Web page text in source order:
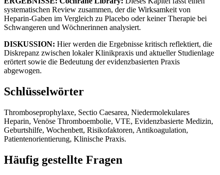
systematischen Review zusammen, der die Wirksamkeit von
Heparin-Gaben im Vergleich zu Placebo oder keiner Therapie bei
Schwangeren und Wöchnerinnen analysiert.
DISKUSSION: Hier werden die Ergebnisse kritisch reflektiert, die
Diskrepanz zwischen lokaler Klinikpraxis und aktueller Studienlage
erörtert sowie die Bedeutung der evidenzbasierten Praxis
abgewogen.
Schlüsselwörter
Thromboseprophylaxe, Sectio Caesarea, Niedermolekulares
Heparin, Venöse Thromboembolie, VTE, Evidenzbasierte Medizin,
Geburtshilfe, Wochenbett, Risikofaktoren, Antikoagulation,
Patientenorientierung, Klinische Praxis.
Häufig gestellte Fragen